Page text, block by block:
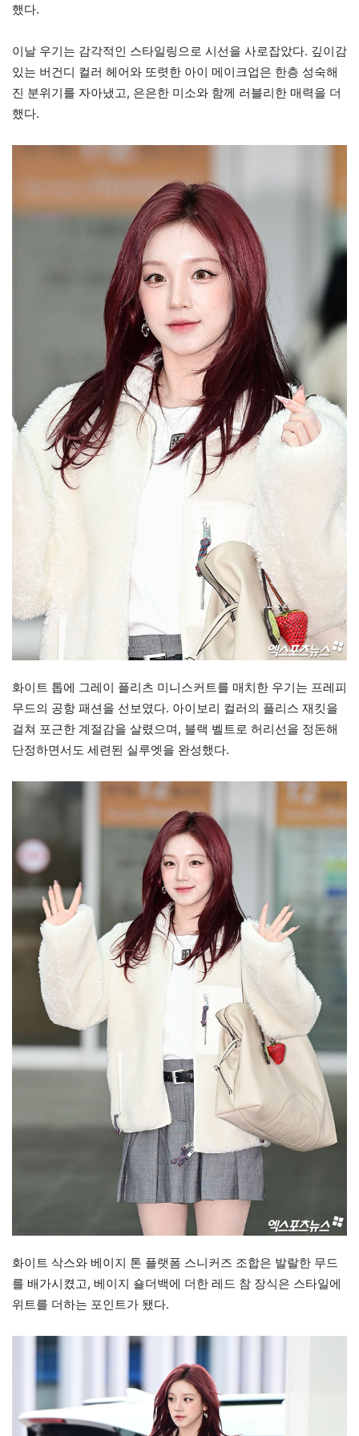
했다.
이날 우기는 감각적인 스타일링으로 시선을 사로잡았다. 깊이감
있는 버건디 컬러 헤어와 또렷한 아이 메이크업은 한층 성숙해
진 분위기를 자아냈고, 은은한 미소와 함께 러블리한 매력을 더
했다.
화이트 톱에 그레이 플리츠 미니스커트를 매치한 우기는 프레피
무드의 공항 패션을 선보였다. 아이보리 컬러의 플리스 재킷을
걸쳐 포근한 계절감을 살렸으며, 블랙 벨트로 허리선을 정돈해
단정하면서도 세련된 실루엣을 완성했다.
화이트 삭스와 베이지 톤 플랫폼 스니커즈 조합은 발랄한 무드
를 배가시켰고, 베이지 숄더백에 더한 레드 참 장식은 스타일에
위트를 더하는 포인트가 됐다.